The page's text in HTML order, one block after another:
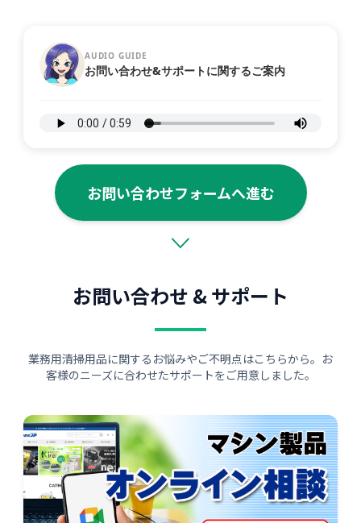
AUDIO GUIDE
お問い合わせ&サポートに関するご案内
お問い合わせフォームへ進む
お問い合わせ & サポート
業務用清掃用品に関するお悩みやご不明点はこちらから。お
客様のニーズに合わせたサポートをご用意しました。